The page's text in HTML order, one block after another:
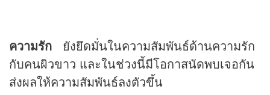
ความรัก ยังยึดมั่นในความสัมพันธ์ด้านความรัก
กับคนผิวขาว และในช่วงนี้มีโอกาสนัดพบเจอกัน
ส่งผลให้ความสัมพันธ์ลงตัวขึ้น